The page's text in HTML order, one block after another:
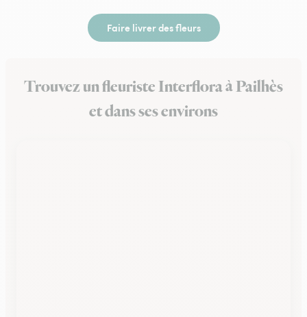
Faire livrer des fleurs
Trouvez un fleuriste Interflora à Pailhès
et dans ses environs